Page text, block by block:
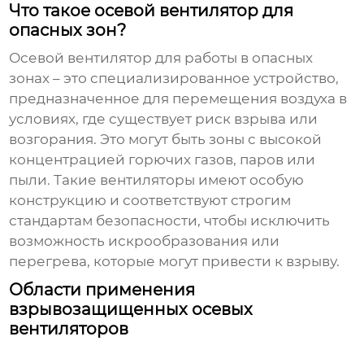
Что такое осевой вентилятор для
опасных зон?
Осевой вентилятор для работы в опасных
зонах – это специализированное устройство,
предназначенное для перемещения воздуха в
условиях, где существует риск взрыва или
возгорания. Это могут быть зоны с высокой
концентрацией горючих газов, паров или
пыли. Такие вентиляторы имеют особую
конструкцию и соответствуют строгим
стандартам безопасности, чтобы исключить
возможность искрообразования или
перегрева, которые могут привести к взрыву.
Области применения
взрывозащищенных осевых
вентиляторов